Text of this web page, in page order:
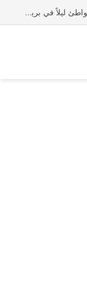
صحيفة “الميرور”: لا ترسلوا أبناءكم لحفلات الشواطئ ليلاً في بريطانيا